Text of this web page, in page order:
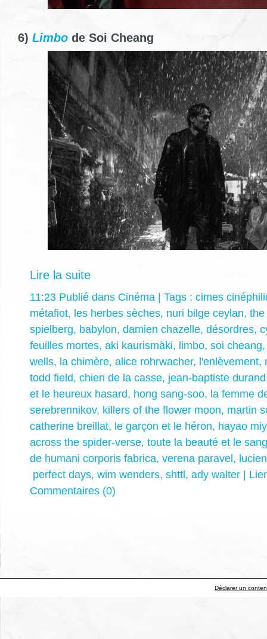
6) Limbo de Soi Cheang
Lire la suite
11:23 Publié dans Cinéma | Tags : cimes
métafiot, les herbes sèches, nuri bilge ceylan, the
spielberg, babylon, damien chazelle, désordres,
feuilles mortes, aki kaurismäki, limbo, soi cheang
wells, la chimère, alice rohrwacher, l'enlèvement,
todd field, chien de la casse, jean-baptiste durand
et le heureux hasard, hong sang-soo, la femme
serebrennikov, killers of the flower moon, martin
catherine breillat, le garçon et le héron, hayao
across the spider-verse, toute la beauté et le
de humani corporis fabrica, verena paravel,
perfect days, wim wenders, shttl, ady walter |
Commentaires (0)
Déclarer un